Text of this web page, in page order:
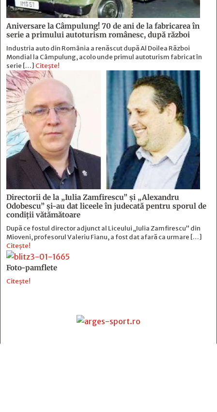
Aniversare la Câmpulung! 70 de ani de la fabricarea în
serie a primului autoturism românesc, după război
Industria auto din România a renăscut după Al Doilea Război
Mondial la Câmpulung, acolo unde primul autoturism fabricat în
serie […] Citește!
Directorii de la „Iulia Zamfirescu” și „Alexandru
Odobescu” și-au dat liceele în judecată pentru sporul de
condiții vătămătoare
După ce fostul director adjunct al Liceului „Iulia Zamfirescu” din
Mioveni, profesorul Valeriu Fianu, a fost dat afară ca urmare […]
Citește!
Foto-pamflete
Citește!